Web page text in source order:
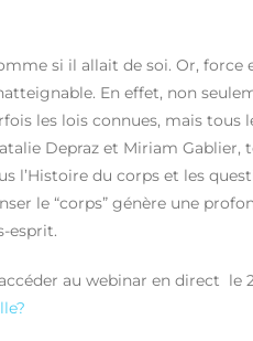
si il allait de soi. Or, force
En effet, non
les lois connues, mais tous
Depraz et Miriam Gablier,
l’Histoire du corps et les
le “corps” génère une
esprit.
au webinar en direct le